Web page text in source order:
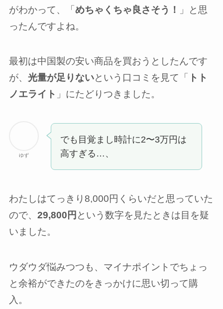
がわかって、「 めちゃくちゃ良さそう！
」と思
ったんですよね。
最初は中国製の安い商品を買おうとしたんです
が、 光量が足りないという口コミを見て「
トト
ノエライト 」にたどりつきました。
ゆず
でも目覚まし時計に2〜3万円は
高すぎる…、
わたしはてっきり8,000円くらいだと思っていた
ので、 29,800円 という数字を見たときは目を疑
いました。
ウダウダ悩みつつも、マイナポイントでちょっ
と余裕ができたのをきっかけに思い切って購
入。